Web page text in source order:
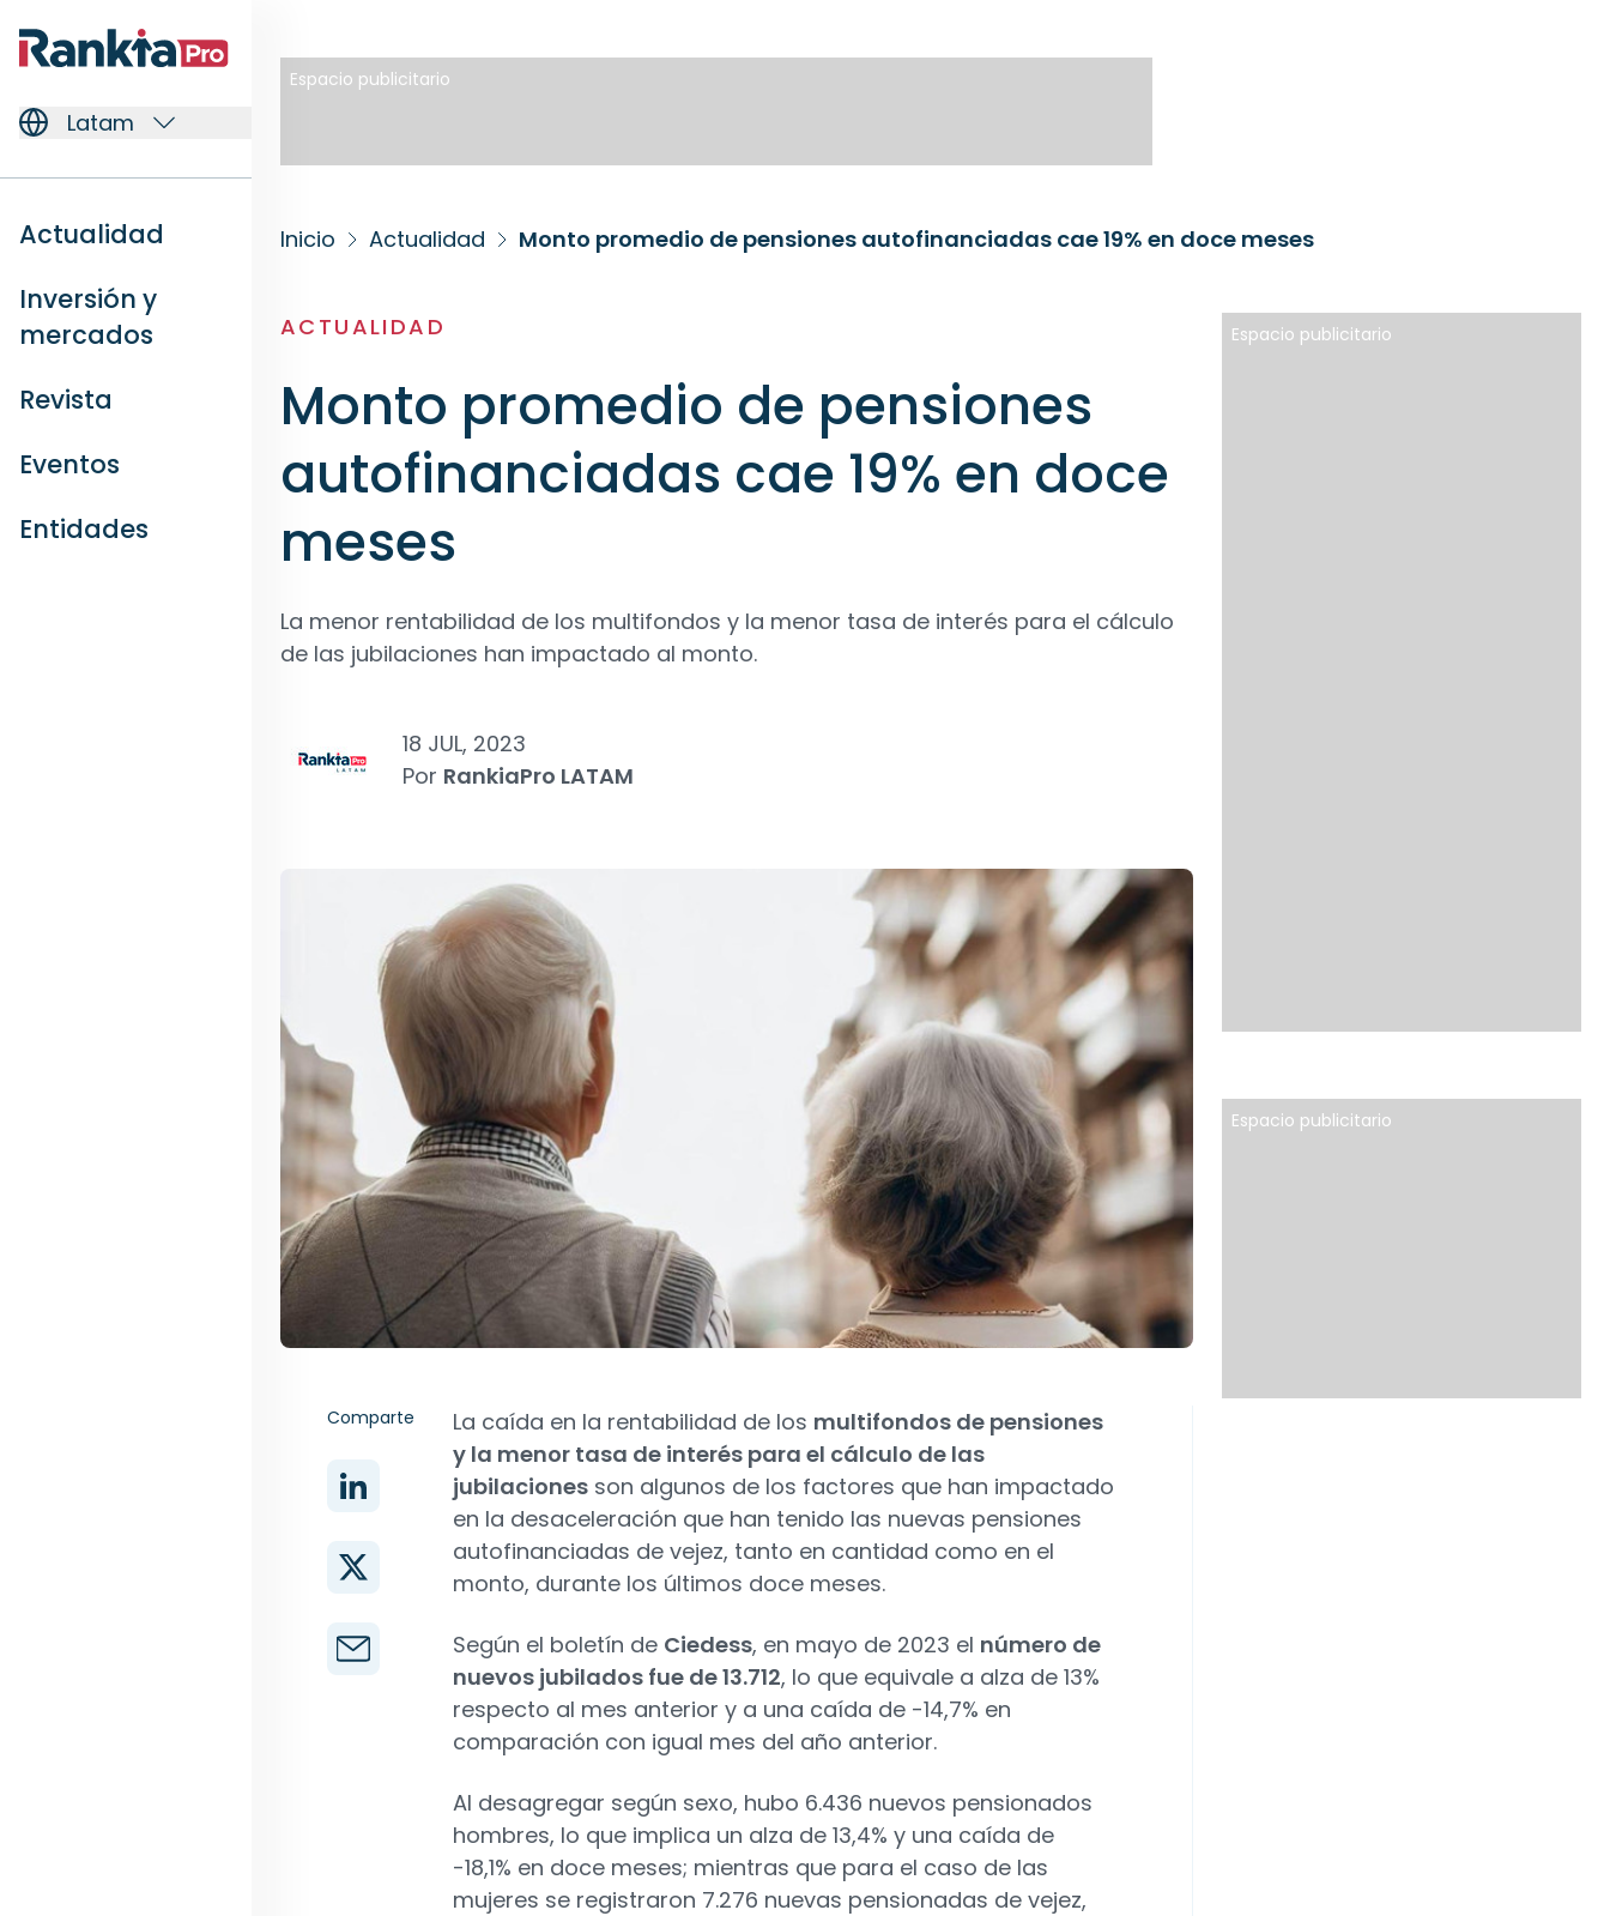
Latam
Actualidad
Inversión y
mercados
Revista
Eventos
Entidades
Espacio publicitario
Inicio Actualidad Monto promedio de pensiones autofinanciadas cae 19% en doce meses
ACTUALIDAD
Monto promedio de pensiones
autofinanciadas cae 19% en doce
meses
La menor rentabilidad de los multifondos y la menor tasa de interés para el cálculo
de las jubilaciones han impactado al monto.
18 JUL, 2023
Por RankiaPro LATAM
Comparte La caída en la rentabilidad de los multifondos de pensiones
y la menor tasa de interés para el cálculo de las
jubilaciones son algunos de los factores que han impactado
en la desaceleración que han tenido las nuevas pensiones
autofinanciadas de vejez, tanto en cantidad como en el
monto, durante los últimos doce meses.
Según el boletín de Ciedess, en mayo de 2023 el número de
nuevos jubilados fue de 13.712, lo que equivale a alza de 13%
respecto al mes anterior y a una caída de -14,7% en
comparación con igual mes del año anterior.
Al desagregar según sexo, hubo 6.436 nuevos pensionados
hombres, lo que implica un alza de 13,4% y una caída de
-18,1% en doce meses; mientras que para el caso de las
mujeres se registraron 7.276 nuevas pensionadas de vejez,
Espacio publicitario
Espacio publicitario